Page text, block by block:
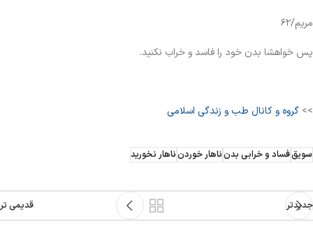
مریم/۶۲
پس خواهشا بدن خود را فاسد و خراب نکنید.
>> گروه و کانال طب و زندگی اسلامی
سویقفساد و خرابی بدنناهار خوردنناهار نخورید
جدیدتر قدیمی تر